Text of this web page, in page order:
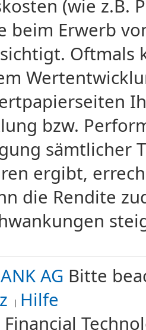
(wie z.B.
beim Erwerb
Oftmals
bzw.
sämtlicher
ergibt,
die Rendite
AG Bitte
Hilfe